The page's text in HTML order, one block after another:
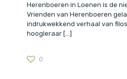
Herenboeren in Loenen is de
Vrienden van Herenboeren
indrukwekkend verhaal van
hoogleraar […]
0